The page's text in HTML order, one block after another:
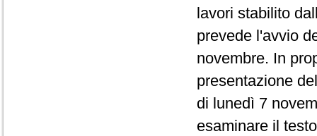
lavori stabilito
prevede l'avvio
novembre. In
presentazione
di lunedì 7
esaminare il